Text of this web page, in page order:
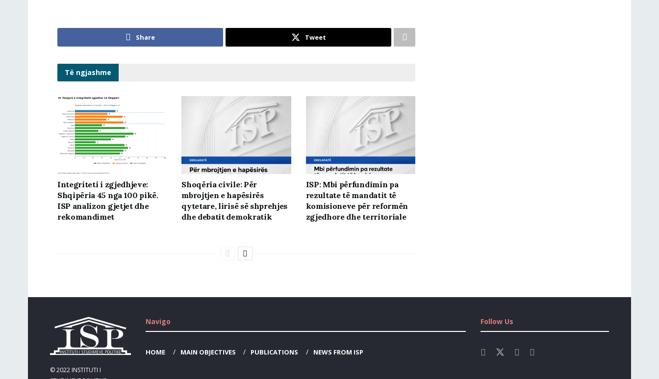
Share Tweet
Të ngjashme
Integriteti i zgjedhjeve:
Shqipëria 45 nga 100 pikë.
ISP analizon gjetjet dhe
rekomandimet
Shoqëria civile: Për
mbrojtjen e hapësirës
qytetare, lirisë së shprehjes
dhe debatit demokratik
ISP: Mbi përfundimin pa
rezultate të mandatit të
komisioneve për reformën
zgjedhore dhe territoriale
© 2022 INSTITUTI I
Navigo
HOME MAIN OBJECTIVES PUBLICATIONS NEWS FROM ISP
Follow Us